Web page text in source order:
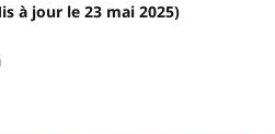
à jour le 23 mai 2025)